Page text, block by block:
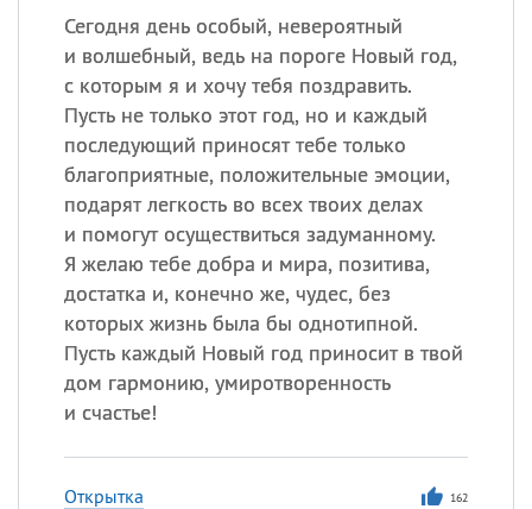
Сегодня день особый, невероятный
и волшебный, ведь на пороге Новый год,
с которым я и хочу тебя поздравить.
Пусть не только этот год, но и каждый
последующий приносят тебе только
благоприятные, положительные эмоции,
подарят легкость во всех твоих делах
и помогут осуществиться задуманному.
Я желаю тебе добра и мира, позитива,
достатка и, конечно же, чудес, без
которых жизнь была бы однотипной.
Пусть каждый Новый год приносит в твой
дом гармонию, умиротворенность
и счастье!
Открытка 162
12.08 День
Военно‑воздушных сил
(День ВВС) РФ
Сегодня празднуют именины
Акакий ,Василий,Иван
Еще
Алена,Анастасия ,
Антонина,Еще